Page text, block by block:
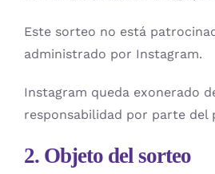
Este sorteo no está
administrado por Instagram.
Instagram queda exonerado
responsabilidad por parte del
2. Objeto del sorteo